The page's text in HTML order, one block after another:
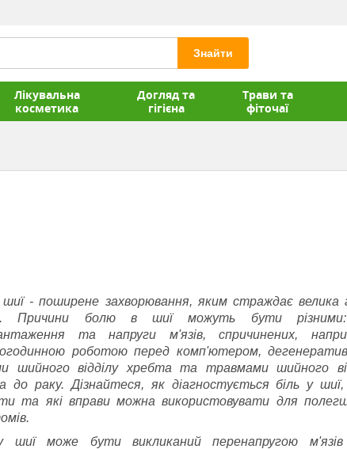
Знайти
Лікувальна
косметика
Догляд та
гігієна
Трави та
фіточаї
шиї - поширене захворювання, яким страждає велика
Причини болю в шиї можуть бути
та напруги м'язів, спричинених,
роботою перед комп'ютером,
шийного відділу хребта та травмами шийного
до раку.Дізнайтеся, як діагностується біль у шиї,
та які вправи можна використовувати для
шиї може бути викликаний перенапругою